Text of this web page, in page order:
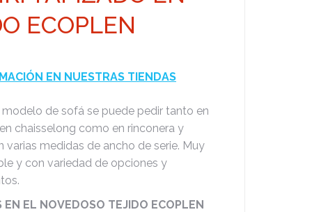
ECOPLEN
EN NUESTRAS TIENDAS
de sofá se puede pedir tanto en
chaisselong como en rinconera y
varias medidas de ancho de serie. Muy
y con variedad de opciones y
EN EL NOVEDOSO TEJIDO ECOPLEN